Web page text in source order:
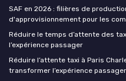
SAF en 2026 : filières de
d'approvisionnement pour les
Réduire le temps d’attente des
l’expérience passager
Réduire l’attente taxi à Paris
transformer l’expérience passager